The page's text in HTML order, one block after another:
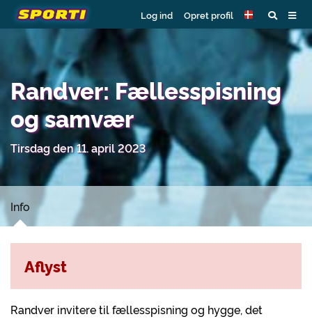
Log ind Opret profil
Randver: Fællesspisning
og samvær
Tirsdag den 11. april 2023
Info
Randver invitere til fællesspisning og hygge, det
Aflyst